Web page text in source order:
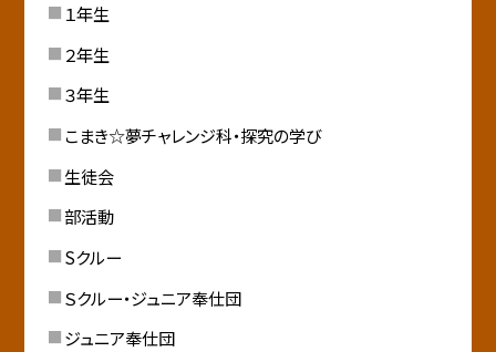
１年生
２年生
３年生
こまき☆夢チャレンジ科・探究の学び
生徒会
部活動
Sクルー
Ｓクルー・ジュニア奉仕団
ジュニア奉仕団